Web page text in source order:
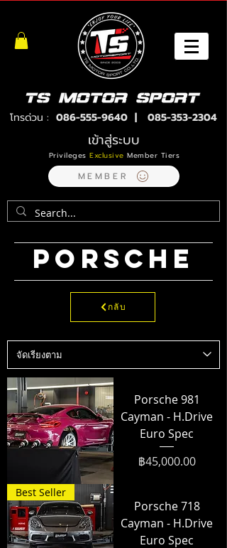
โทรด่วน : 086-555-9640| 085-353-2304
เข้าสู่ระบบ
PrivilegesExclusive Member Tiers
MEMBER
PORSCHE
กลับ
Porsche 981
Cayman - H.Drive
Euro Spec
ราคา
฿45,000.00
Best Seller
Porsche 718
Cayman - H.Drive
Euro Spec